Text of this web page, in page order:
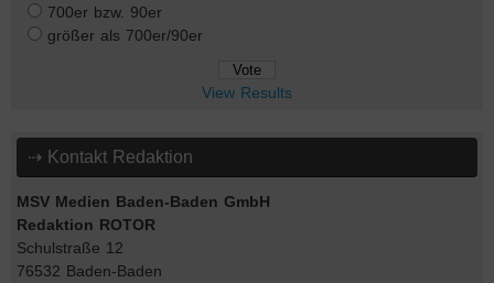
700er bzw. 90er
größer als 700er/90er
View Results
⇢ Kontakt Redaktion
MSV Medien Baden-Baden GmbH
Redaktion ROTOR
Schulstraße 12
76532 Baden-Baden